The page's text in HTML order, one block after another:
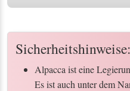
Sicherheitshinweise:
Alpacca ist eine
Es ist auch unter dem